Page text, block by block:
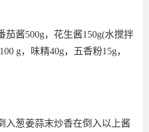
茄酱500g，花生酱150g(水搅拌
g，味精40g，五香粉15g，
入葱姜蒜末炒香在倒入以上酱